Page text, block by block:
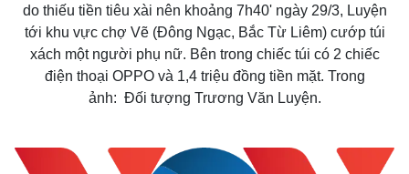
do thiếu tiền tiêu xài nên khoảng 7h40' ngày 29/3, Luyện
tới khu vực chợ Vẽ (Đông Ngạc, Bắc Từ Liêm) cướp túi
xách một người phụ nữ. Bên trong chiếc túi có 2 chiếc
điện thoại OPPO và 1,4 triệu đồng tiền mặt. Trong
ảnh: Đối tượng Trương Văn Luyện.